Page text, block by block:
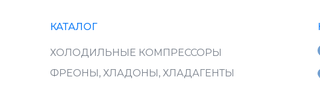
КАТАЛОГ
ХОЛОДИЛЬНЫЕ КОМПРЕССОРЫ
ФРЕОНЫ, ХЛАДОНЫ, ХЛАДАГЕНТЫ